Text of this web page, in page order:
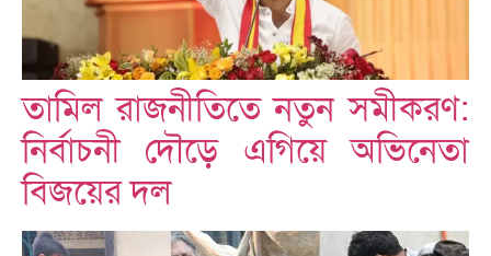
তামিল রাজনীতিতে নতুন সমীকরণ:
নির্বাচনী দৌড়ে এগিয়ে অভিনেতা
বিজয়ের দল